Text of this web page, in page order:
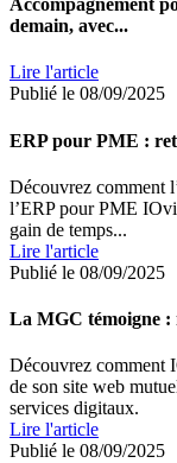
Accompagnement
demain, avec...
Lire l'article
Publié le 08/09/2025
ERP pour PME :
Découvrez comment
l’ERP pour PME
gain de temps...
Lire l'article
Publié le 08/09/2025
La MGC témoigne :
Découvrez comment
de son site web
services digitaux.
Lire l'article
Publié le 08/09/2025